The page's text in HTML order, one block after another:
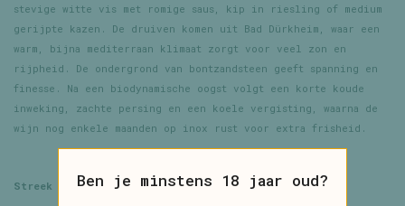
stevige witte vis met romige saus, kip in riesling of medium
gerijpte kazen. De druiven komen uit Bad Dürkheim, waar een
warm, bijna mediterraan klimaat zorgt voor veel zon en
rijpheid. De ondergrond van bontzandsteen geeft spanning en
finesse. Na een biodynamische oogst volgt een korte koude
inweking, zachte persing en een koele vergisting, waarna de
wijn nog enkele maanden op inox rust voor extra frisheid.
Streek Ben je minstens 18 jaar oud?